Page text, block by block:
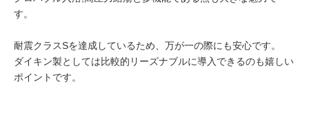
す。
耐震クラスSを達成しているため、万が一の際にも安心です。
ダイキン製としては比較的リーズナブルに導入できるのも嬉しい
ポイントです。